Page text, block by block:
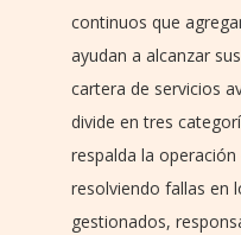
continuos que
ayudan a alcanzar
cartera de servicios
divide en tres
respalda la
resolviendo fallas en
gestionados,